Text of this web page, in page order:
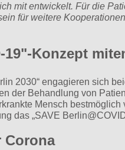
mit entwickelt. Für die
für weitere
19"-Konzept
2030“ engagieren sich
der Behandlung von
Mensch
das „SAVE
Corona